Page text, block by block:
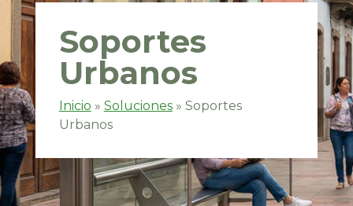
Soportes
Urbanos
Inicio » Soluciones» Soportes
Urbanos